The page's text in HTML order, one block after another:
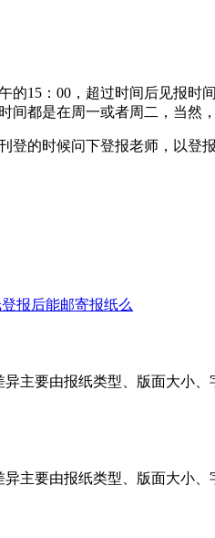
15：00，超过时间后见报时间
间都是在周一或者周二，当然
的时候问下登报老师，以登
报后能邮寄报纸么
主要由报纸类型、版面大小
主要由报纸类型、版面大小